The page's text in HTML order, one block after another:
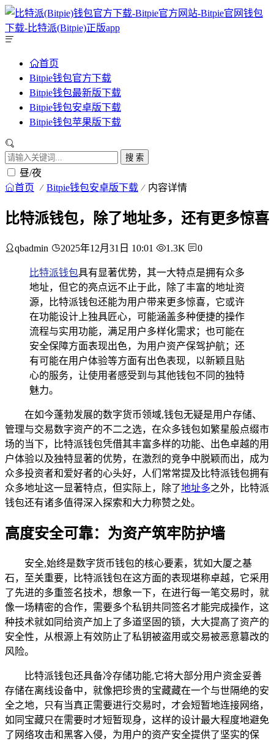
首页
Bitpie钱包官方下载
Bitpie钱包最新版下载
Bitpie钱包安卓版下载
Bitpie钱包苹果版下载
搜 索
昼/夜
首页 Bitpie钱包安卓版下载 内容详情
比特派钱包，除了地址多，还有更多惊喜
qbadmin 2025年12月31日 10:01 1.3K 0
比特派钱包具有显著优势，其一大特点是拥有众多
地址，但它的亮点远不止于此，除了丰富的地址资
源，比特派钱包还能为用户带来更多惊喜，它或许
在功能设计上独具匠心，可能涵盖多种便捷的操作
流程与实用功能，满足用户多样化需求；也可能在
安全保障方面表现出色，为用户资产保驾护航；还
有可能在用户体验等方面有出色表现，以新颖且贴
心的服务，让使用者感受到与其他钱包不同的独特
魅力。
在如今蓬勃发展的数字货币领域,钱包无疑是用户存储、
管理与交易数字资产的不二之选，在众多钱包如繁星般点缀市
场的当下，比特派钱包凭借其丰富多样的功能、出色卓越的用
户体验以及独特显著的优势，在激烈的竞争中脱颖而出，成为
众多投资者和爱好者的心头好，人们常常提及比特派钱包拥有
众多地址这一显著特点，但实际上，除了地址多之外，比特派
钱包还有诸多值得深入探索和大力称赞之处。
高度安全可靠：为资产筑牢防护墙
安全,始终是数字货币钱包的核心要素，犹如大厦之基
石，至关重要，比特派钱包在这方面的表现堪称卓越，它采用
了先进的多重签名技术，想象一下，在进行每一笔交易时，就
像一场精密的合作，需要多个私钥共同签名才能完成操作，这
种技术就如同给资产加上了多道坚固的锁，大大提高了资产的
安全性，从根源上有效防止了私钥被盗用或交易被恶意篡改的
风险。
比特派钱包还具备冷存储功能,它将大部分用户资金妥善
存储在离线设备中，就像把珍贵的宝藏藏在一个与世隔绝的安
全之地，只有当真正需要进行交易时，才会短暂地连接网络，
如同宝藏只在需要时才短暂现身，这样的设计最大程度地避免
了网络攻击和黑客入侵，为用户的资产安全提供了坚实的保